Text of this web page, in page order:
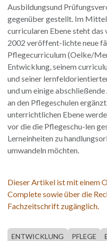
Ausbildungsund
gegenüber gestellt. Im
curricularen Ebene steht
2002 veröffent-lichte neue
Pflegecurriculum (Oelke/
Entwicklung, seinem
und seiner
und um einige
an den Pflegeschulen
unterrichtlichen Ebene
vor die die Pflegeschu-len
Lerneinheiten zu
umwandeln möchten.
Dieser Artikel ist mit einem
Complete sowie über die
Fachzeitschrift zugänglich.
ENTWICKLUNG PFLEGE